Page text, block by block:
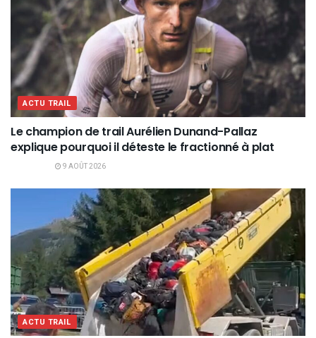
ACTU TRAIL
Le champion de trail Aurélien Dunand-Pallaz
explique pourquoi il déteste le fractionné à plat
9 AOÛT 2026
ACTU TRAIL